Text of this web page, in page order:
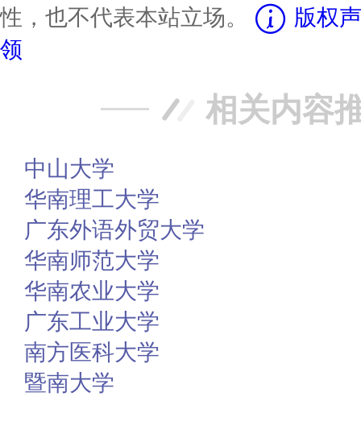
性，也不代表本站立场。
版权
领
相关内容
中山大学
华南理工大学
广东外语外贸大学
华南师范大学
华南农业大学
广东工业大学
南方医科大学
暨南大学